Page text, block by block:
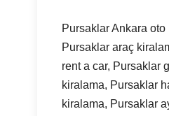
Pursaklar Ankara oto
Pursaklar araç
rent a car, Pursaklar
kiralama, Pursaklar
kiralama, Pursaklar